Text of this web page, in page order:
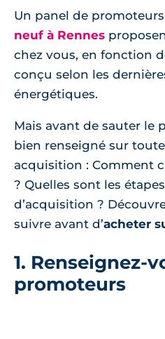
Un panel de promoteurs
neuf à Rennes
chez vous, en fonction
conçu selon les
énergétiques.
Mais avant de sauter le
bien renseigné sur
acquisition : Comment
? Quelles sont les
d’acquisition ?
suivre avant d’acheter
1. Renseignez-
promoteurs